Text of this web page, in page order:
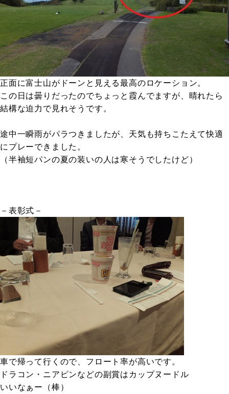
正面に富士山がドーンと見える最高のロケーション。
この日は曇りだったのでちょっと霞んでますが、晴れたら
結構な迫力で見れそうです。
途中一瞬雨がパラつきましたが、天気も持ちこたえて快適
にプレーできました。
（半袖短パンの夏の装いの人は寒そうでしたけど）
－表彰式－
車で帰って行くので、フロート率が高いです。
ドラコン・ニアピンなどの副賞はカップヌードル
いいなぁー（棒）